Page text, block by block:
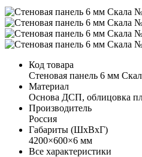
Код товара
Стеновая панель 6 мм
Материал
Основа ДСП, облицовка
Производитель
Россия
Габариты (ШхВхГ)
4200×600×6 мм
Все характеристики